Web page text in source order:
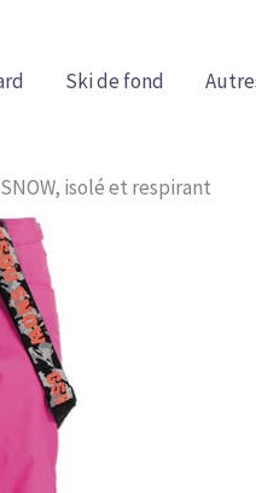
Ski de fond
isolé et respirant